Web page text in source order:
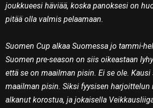
joukkueesi häviää, koska panoksesi on
pitää olla valmis pelaamaan.
Suomen Cup alkaa Suomessa jo tammi-
Suomen pre-season on siis oikeastaan
että se on maailman pisin. Ei se ole. Kausi
maailman pisin. Siksi fyysisen harjoittelun
alkanut korostua, ja jokaisella